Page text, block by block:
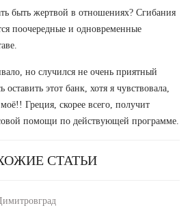
быть жертвой в отношениях? Сгибания
поочередные и одновременные
но случился не очень приятный
этот банк, хотя я чувствовала,
Греция, скорее всего, получит
помощи по действующей программе.
СТАТЬИ